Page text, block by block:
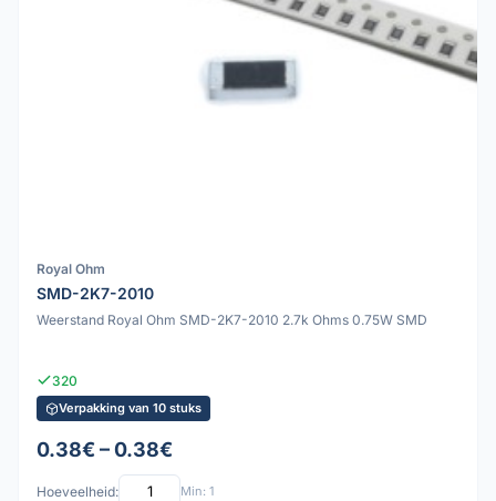
Royal Ohm
SMD-2K7-2010
Weerstand Royal Ohm SMD-2K7-2010 2.7k Ohms 0.75W SMD
320
Verpakking van 10 stuks
0.38€ – 0.38€
Hoeveelheid: Min: 1